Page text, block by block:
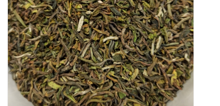
Optionen
können
auf
der
Produktseite
gewählt
werden